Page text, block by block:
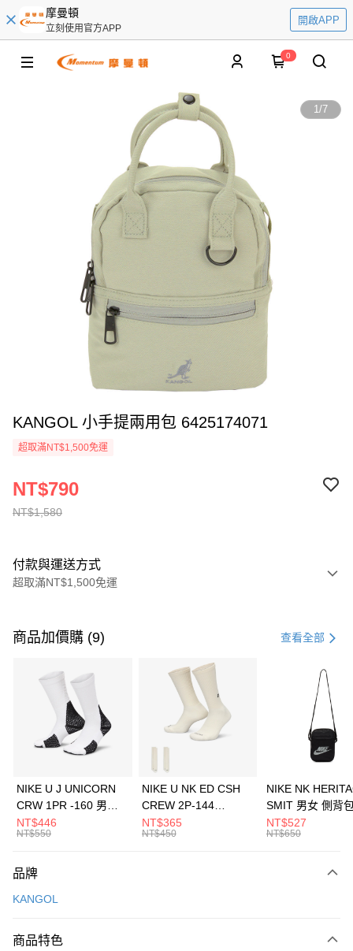
摩曼頓
立刻使用官方APP
開啟APP
0
1/7
KANGOL 小手提兩用包 6425174071
超取滿NT$1,500免運
NT$1,580
NT$790
付款與運送方式
超取滿NT$1,500免運
信用卡一次付款
3 期 0 利率 每期 21家銀行
合作金庫商業銀行
第一商業銀行
華南商業銀行
彰化商業銀行
上海商業儲蓄銀行
元大商業銀行
台灣樂天信用卡公司
Apple Pay
全盈+PAY
AFTEE先享後付
【關於「AFTEE先享後付」】
便利好安心！
３．安心：先確認商品／服務後，再付款。
運送方式
每筆NT$100，滿NT$1,500(含以上)免運費
商品加價購 (9) 查看全部
NIKE U J UNICORN
CRW 1PR -160 男女
中統襪 FZ3393100
NT$446
NT$550
NIKE U NK ED CSH
CREW 2P-144
EMBRDY 男女 短統襪
FZ3073133
NT$365
NT$450
NIKE NK
SMIT 男女 側背
BA5871010
NT$527
NT$650
品牌
KANGOL
商品特色